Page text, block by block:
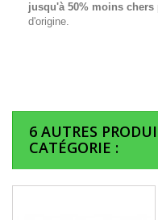
jusqu'à 50% moins chers
d'origine.
6 AUTRES
CATÉGORIE :